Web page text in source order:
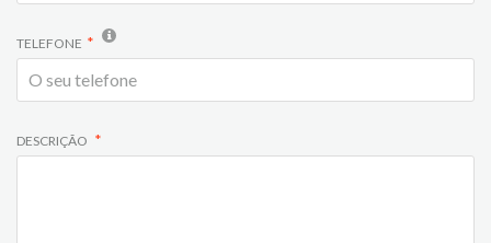
TELEFONE
DESCRIÇÃO